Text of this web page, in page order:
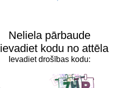
Neliela pārbaude
kodu no attēla
Ievadiet drošības kodu: